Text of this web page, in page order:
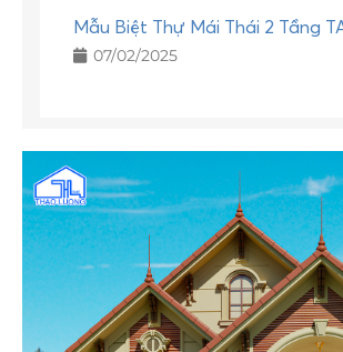
Mẫu Biệt Thự Mái Thái 2 Tầng
07/02/2025